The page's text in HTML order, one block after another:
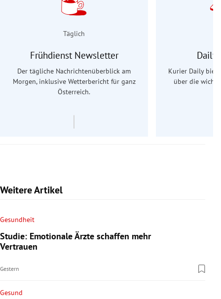
Täglich
Frühdienst Newsletter
Der tägliche Nachrichtenüberblick am
Morgen, inklusive Wetterbericht für ganz
Österreich.
Daily
Kurier Daily
über die
Weitere Artikel
Gesundheit
Studie: Emotionale Ärzte schaffen mehr
Vertrauen
Gestern
Gesund